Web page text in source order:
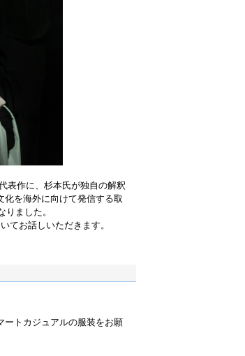
表作に、杉本氏が独自の解釈
化を海外に向けて発信する取
ました。
てお話しいただきます。
ートカジュアルの服装をお願